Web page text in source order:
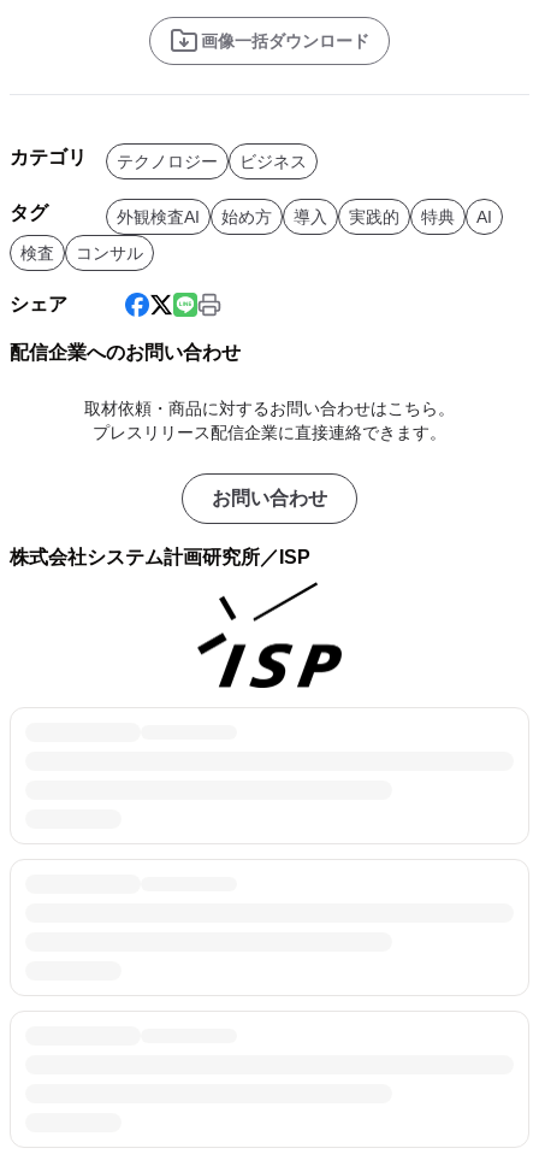
画像一括ダウンロード
カテゴリ テクノロジー ビジネス
タグ 外観検査AI 始め方 導入 実践的 特典
AI
検査
コンサル
シェア
配信企業へのお問い合わせ
取材依頼・商品に対するお問い合わせはこちら。
プレスリリース配信企業に直接連絡できます。
お問い合わせ
株式会社システム計画研究所／ISP